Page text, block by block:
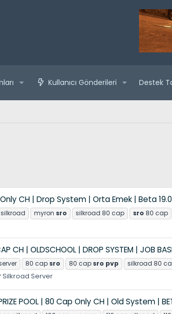
Kullanıcı Gönderileri Destek
CH | Drop System | Orta Emek | Beta
myron sro silkroad 80 cap sro 80 cap
CH | OLDSCHOOL | DROP SYSTEM | JOB
80 cap sro 80 cap sro pvp silkroad 80
Silkroad Server
POOL | 80 Cap Only CH | Old System |